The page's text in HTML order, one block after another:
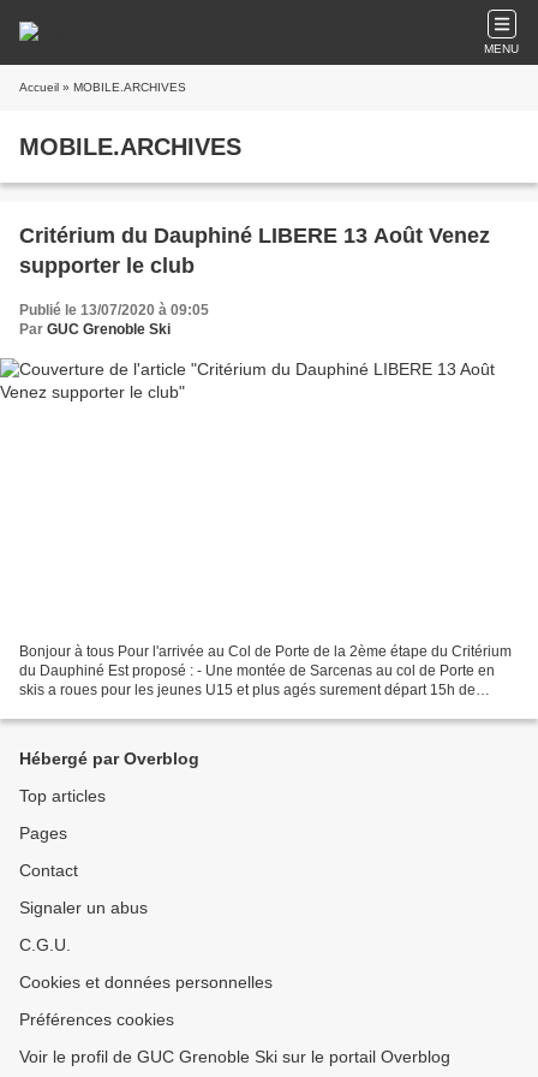
MENU
Accueil » MOBILE.ARCHIVES
MOBILE.ARCHIVES
Critérium du Dauphiné LIBERE 13 Août Venez
supporter le club
Publié le 13/07/2020 à 09:05
Par GUC Grenoble Ski
Bonjour à tous Pour l'arrivée au Col de Porte de la 2ème étape du Critérium
du Dauphiné Est proposé : - Une montée de Sarcenas au col de Porte en
skis a roues pour les jeunes U15 et plus agés surement départ 15h de
Hébergé par Overblog
Top articles
Pages
Contact
Signaler un abus
C.G.U.
Cookies et données personnelles
Préférences cookies
Voir le profil de GUC Grenoble Ski sur le portail Overblog